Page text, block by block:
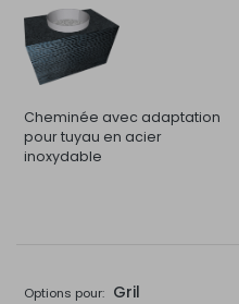
Cheminée avec adaptation
pour tuyau en acier
inoxydable
Options pour: Gril